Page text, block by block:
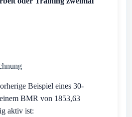
Beispiel eines 30-
BMR von 1853,63
aktiv ist: